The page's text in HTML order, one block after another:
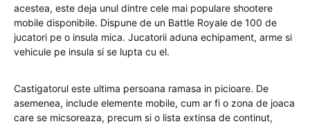
acestea, este deja unul dintre cele mai populare shootere
mobile disponibile. Dispune de un Battle Royale de 100 de
jucatori pe o insula mica. Jucatorii aduna echipament, arme si
vehicule pe insula si se lupta cu el.
Castigatorul este ultima persoana ramasa in picioare. De
asemenea, include elemente mobile, cum ar fi o zona de joaca
care se micsoreaza, precum si o lista extinsa de continut,